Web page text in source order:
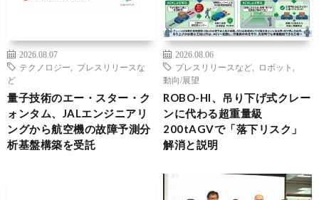
2026.08.07
テクノロジー
プレスリリースな
ど
量子技術のエー・スター・ク
ォンタム、JALエンジニアリ
ングから航空機の故障予測分
析基盤構築を受託
2026.08.06
プレスリリースなど
ロボット
動向/展望
ROBO-HI、吊り下げ式クレー
ンに代わる超重量級
200tAGVで「落下リスク」
解消と説明